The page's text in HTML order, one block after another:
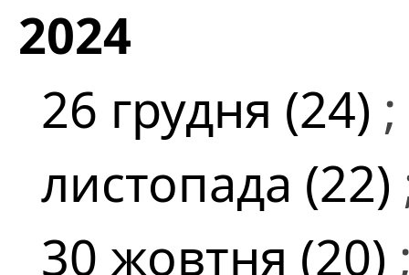
2024
26 грудня (24) ;
листопада (22)
30 жовтня (20)